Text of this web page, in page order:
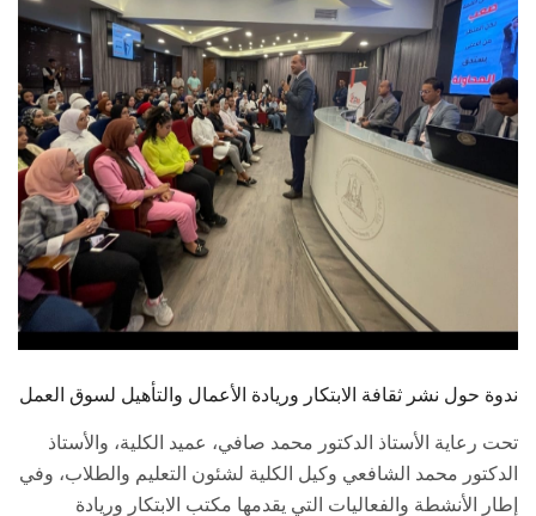
تواصل معنا
ندوة حول نشر ثقافة الابتكار وريادة الأعمال والتأهيل لسوق العمل
تحت رعاية الأستاذ الدكتور محمد صافي، عميد الكلية، والأستاذ
الدكتور محمد الشافعي وكيل الكلية لشئون التعليم والطلاب، وفي
إطار الأنشطة والفعاليات التي يقدمها مكتب الابتكار وريادة